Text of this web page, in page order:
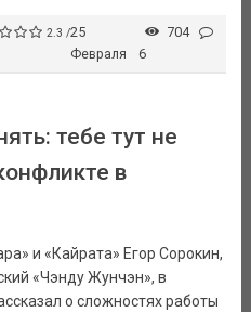
2.3 /25
Февраля
704
6
тебе тут не
в
и «Кайрата» Егор Сорокин,
«Чэнду Жунчэн», в
о сложностях работы